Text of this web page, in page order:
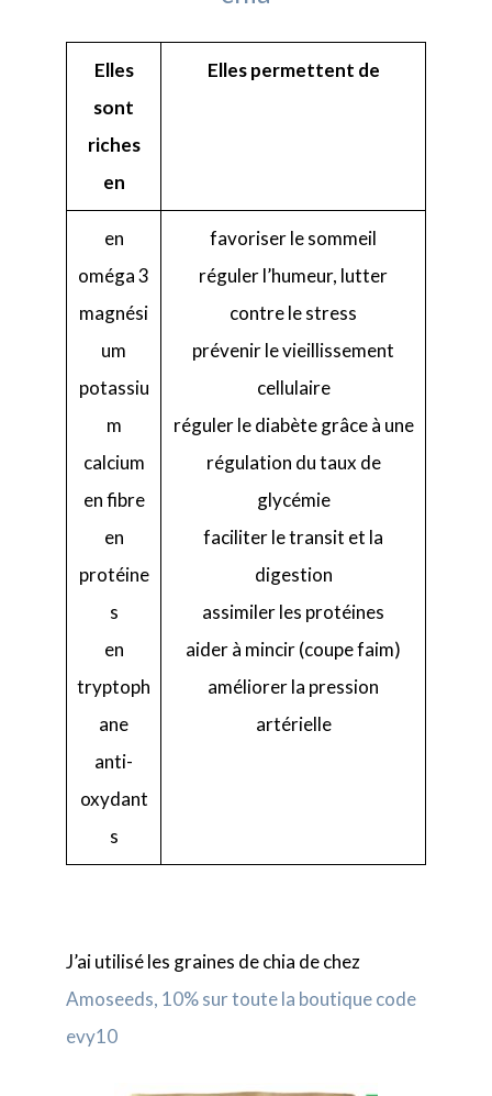
Elles
sont
riches
en
Elles permettent de
en
oméga 3
magnési
um
potassiu
m
calcium
en fibre
en
protéine
s
en
tryptoph
ane
anti-
oxydant
s
favoriser le sommeil
réguler l’humeur, lutter
contre le stress
prévenir le vieillissement
cellulaire
réguler le diabète grâce à une
régulation du taux de
glycémie
faciliter le transit et la
digestion
assimiler les protéines
aider à mincir (coupe faim)
améliorer la pression
artérielle
J’ai utilisé les graines de chia de chez
Amoseeds, 10% sur toute la boutique code
evy10